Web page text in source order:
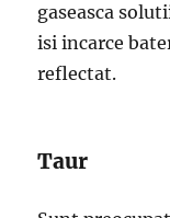
gaseasca
isi incarce
reflectat.
Taur